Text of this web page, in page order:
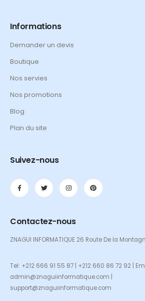
Informations
Demander un devis
Boutique
Nos servies
Nos promotions
Blog
Plan du site
Suivez-nous
Contactez-nous
ZNAGUI INFORMATIQUE 26 Route De la
Tel: +212 666 91 55 87 | +212 660 86 72 92 |
admin@znaguiinformatique.com |
support@znaguiinformatique.com